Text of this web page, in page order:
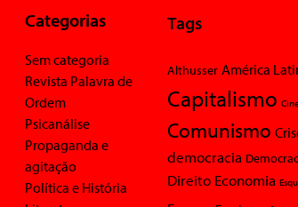
Categorias
Sem categoria
Revista Palavra de
Ordem
Psicanálise
Propaganda e
agitação
Política e História
Tags
Althusser América
Capitalismo
Comunismo
democracia
Direito Economia